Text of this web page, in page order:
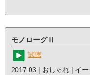
モノローグⅡ
試聴
2017.03 | おしゃれ | イ